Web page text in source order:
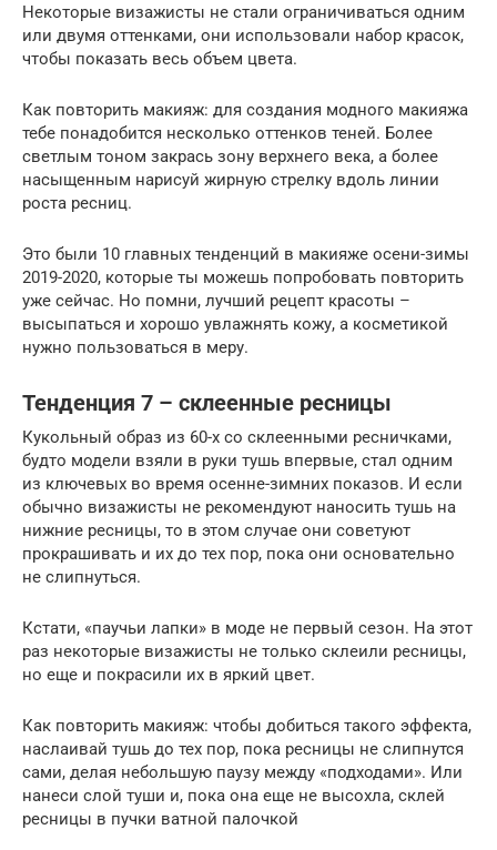
Некоторые визажисты не стали ограничиваться одним
или двумя оттенками, они использовали набор красок,
чтобы показать весь объем цвета.
Как повторить макияж: для создания модного макияжа
тебе понадобится несколько оттенков теней. Более
светлым тоном закрась зону верхнего века, а более
насыщенным нарисуй жирную стрелку вдоль линии
роста ресниц.
Это были 10 главных тенденций в макияже осени-зимы
2019-2020, которые ты можешь попробовать повторить
уже сейчас. Но помни, лучший рецепт красоты –
высыпаться и хорошо увлажнять кожу, а косметикой
нужно пользоваться в меру.
Тенденция 7 – склеенные ресницы
Кукольный образ из 60-х со склеенными ресничками,
будто модели взяли в руки тушь впервые, стал одним
из ключевых во время осенне-зимних показов. И если
обычно визажисты не рекомендуют наносить тушь на
нижние ресницы, то в этом случае они советуют
прокрашивать и их до тех пор, пока они основательно
не слипнуться.
Кстати, «паучьи лапки» в моде не первый сезон. На этот
раз некоторые визажисты не только склеили ресницы,
но еще и покрасили их в яркий цвет.
Как повторить макияж: чтобы добиться такого эффекта,
наслаивай тушь до тех пор, пока ресницы не слипнутся
сами, делая небольшую паузу между «подходами». Или
нанеси слой туши и, пока она еще не высохла, склей
ресницы в пучки ватной палочкой